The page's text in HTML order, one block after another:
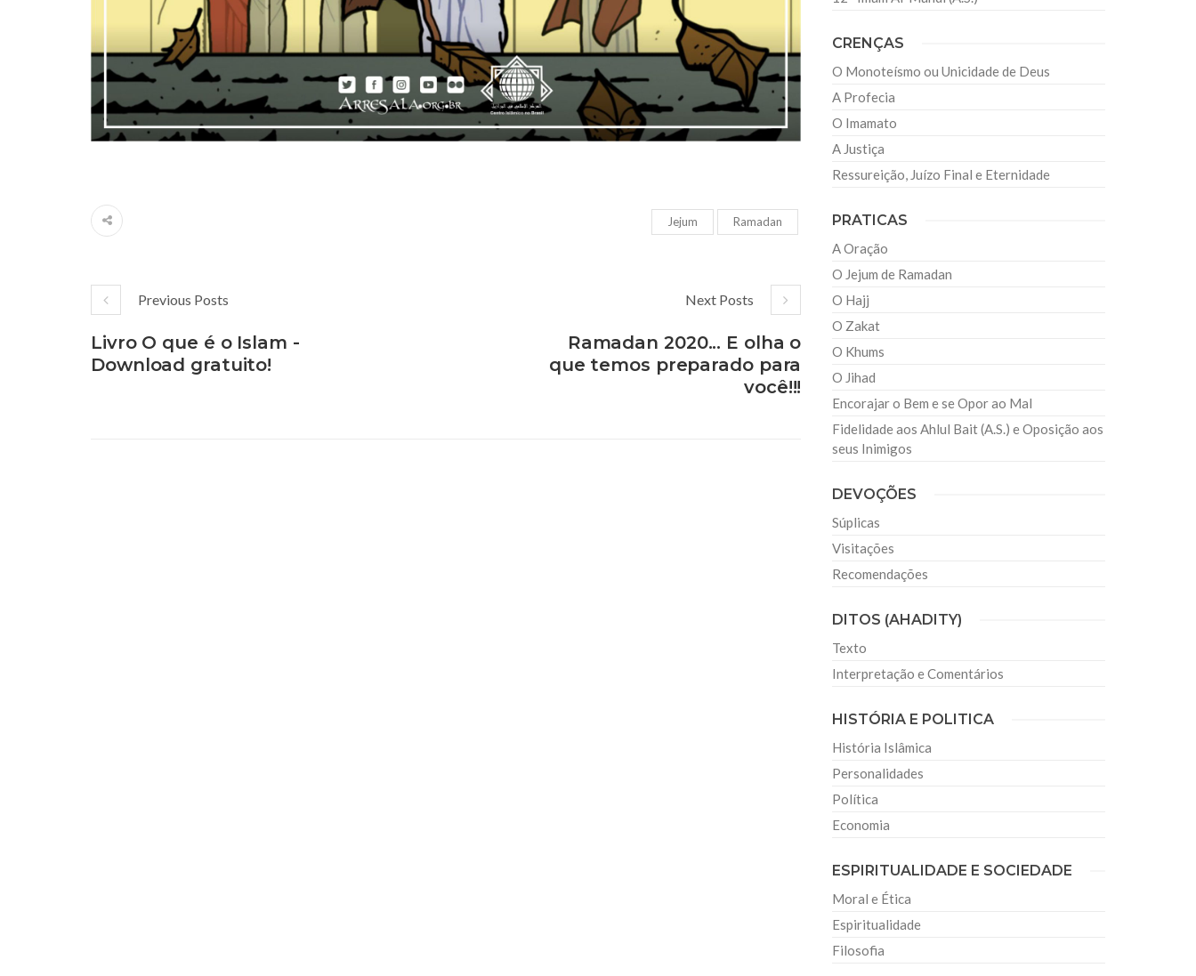
Jejum Ramadan
Previous Posts
Livro O que é o Islam -
Download gratuito!
Next Posts
Ramadan 2020... E olha o
que temos preparado para
você!!!
CRENÇAS
O Monoteísmo ou Unicidade de Deus
A Profecia
O Imamato
A Justiça
Ressureição, Juízo Final e Eternidade
PRATICAS
A Oração
O Jejum de Ramadan
O Hajj
O Zakat
O Khums
O Jihad
Encorajar o Bem e se Opor ao Mal
Fidelidade aos Ahlul Bait (A.S.) e Oposição aos
seus Inimigos
DEVOÇÕES
Súplicas
Visitações
Recomendações
DITOS (AHADITY)
Texto
Interpretação e Comentários
HISTÓRIA E POLITICA
História Islâmica
Personalidades
Política
Economia
ESPIRITUALIDADE E SOCIEDADE
Moral e Ética
Espiritualidade
Filosofia